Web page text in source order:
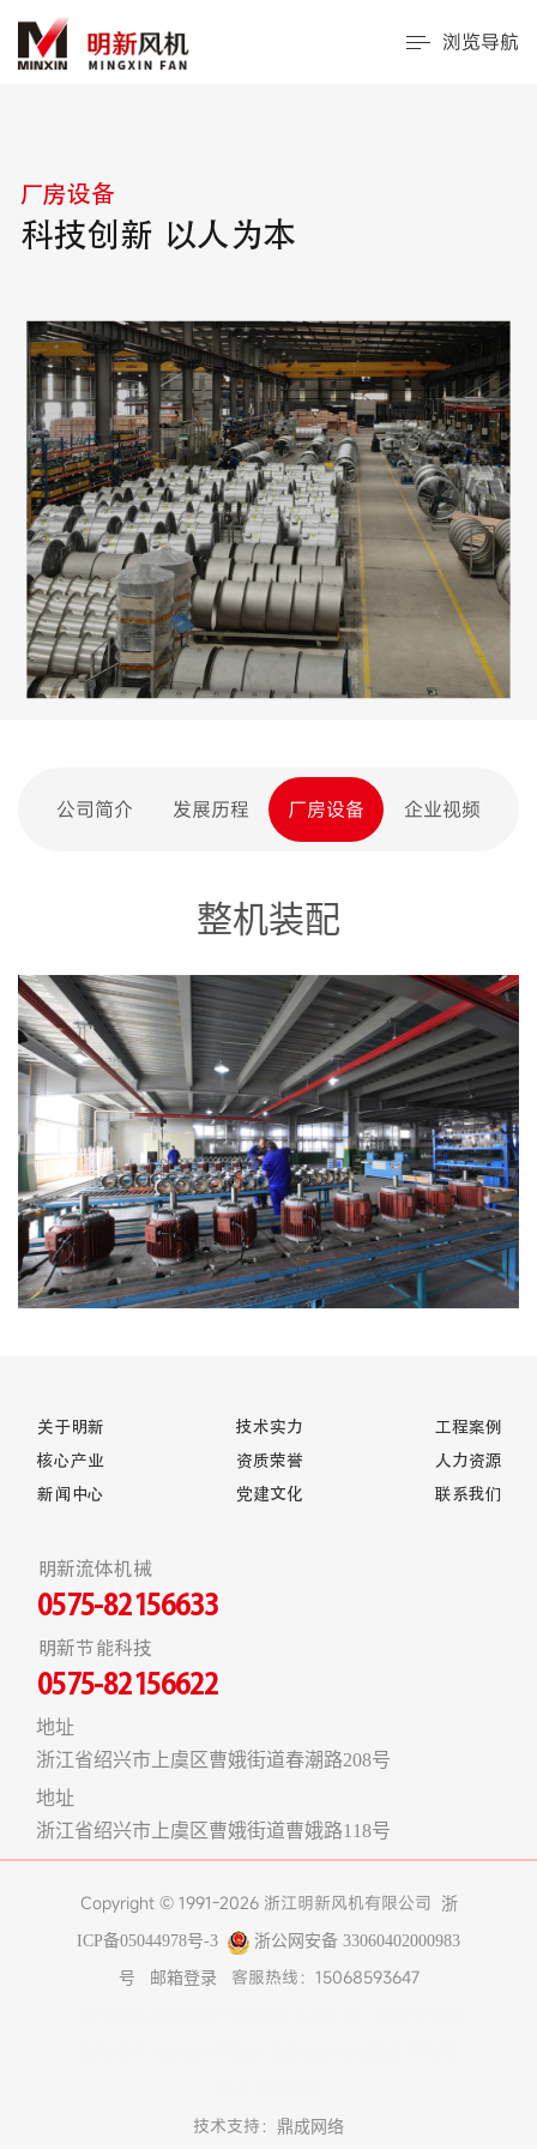
浏览导航
厂房设备
科技创新 以人为本
公司简介 发展历程 厂房设备 企业视频
整机装配
关于明新
核心产业
新闻中心
技术实力
资质荣誉
党建文化
工程案例
人力资源
联系我们
明新流体机械
0575-82156633
明新节能科技
0575-82156622
地址
浙江省绍兴市上虞区曹娥街道春潮路208号
地址
浙江省绍兴市上虞区曹娥街道曹娥路118号
Copyright © 1991-2026 浙江明新风机有限公司 浙
ICP备05044978号-3 浙公网安备 33060402000983
号 邮箱登录
客服热线：15068593647
技术支持： 鼎成网络